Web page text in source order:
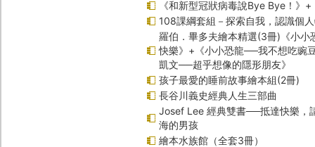
《和新型冠狀病毒說Bye Bye！》
108課綱套組－探索自我，認識個
羅伯．畢多夫繪本精選(3冊)《小
快樂》+《小小恐龍──我不想吃豌
凱文──超乎想像的隱形朋友》
孩子最愛的睡前故事繪本組(2冊)
長谷川義史經典人生三部曲
Josef Lee 經典雙書──抵達快樂，
海的男孩
繪本水族館（全套3冊）